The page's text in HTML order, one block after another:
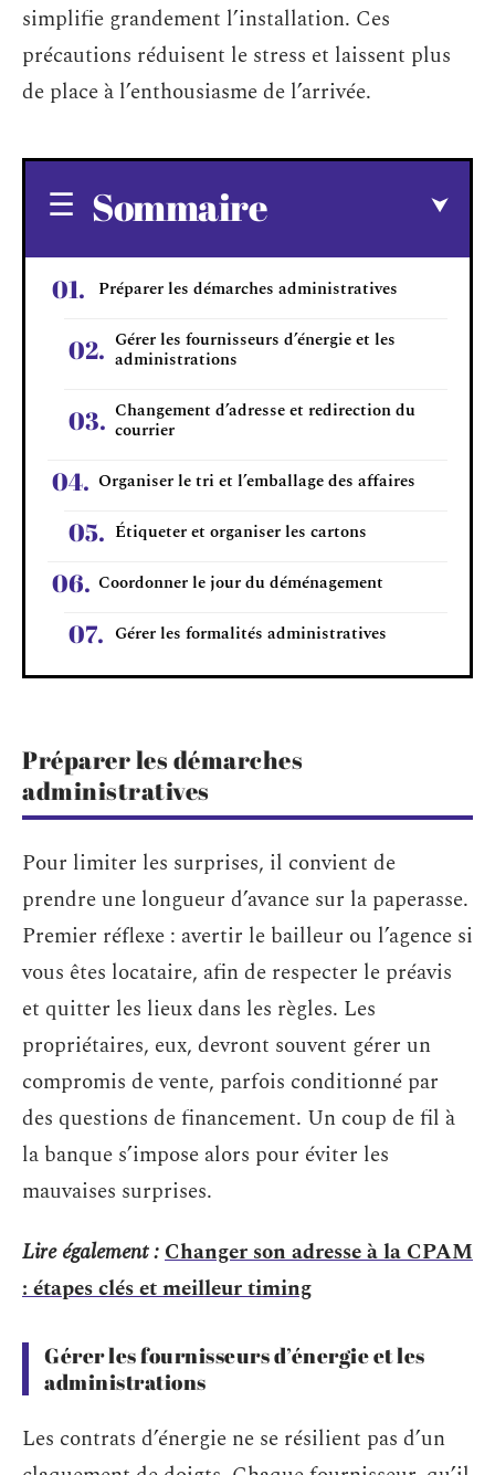
simplifie grandement l’installation. Ces
précautions réduisent le stress et laissent plus
de place à l’enthousiasme de l’arrivée.
Sommaire
Préparer les démarches administratives
Gérer les fournisseurs d’énergie et les
administrations
Changement d’adresse et redirection du
courrier
Organiser le tri et l’emballage des affaires
Étiqueter et organiser les cartons
Coordonner le jour du déménagement
Gérer les formalités administratives
Préparer les démarches
administratives
Pour limiter les surprises, il convient de
prendre une longueur d’avance sur la paperasse.
Premier réflexe : avertir le bailleur ou l’agence si
vous êtes locataire, afin de respecter le préavis
et quitter les lieux dans les règles. Les
propriétaires, eux, devront souvent gérer un
compromis de vente, parfois conditionné par
des questions de financement. Un coup de fil à
la banque s’impose alors pour éviter les
mauvaises surprises.
Lire également :Changer son adresse à la CPAM
: étapes clés et meilleur timing
Gérer les fournisseurs d’énergie et les
administrations
Les contrats d’énergie ne se résilient pas d’un